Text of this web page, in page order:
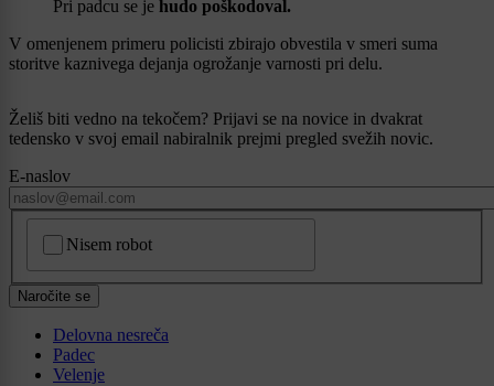
Pri padcu se je hudo poškodoval.
V omenjenem primeru policisti zbirajo obvestila v smeri suma
storitve kaznivega dejanja ogrožanje varnosti pri delu.
Želiš biti vedno na tekočem? Prijavi se na novice in dvakrat
tedensko v svoj email nabiralnik prejmi pregled svežih novic.
E-naslov
Nisem robot
Naročite se
Delovna nesreča
Padec
Velenje